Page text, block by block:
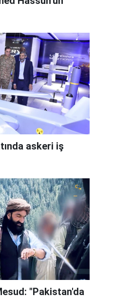
askeri iş
"Pakistan'da